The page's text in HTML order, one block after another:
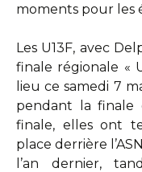
moments pour les
Les U13F, avec
finale régionale «
lieu ce samedi 7
pendant la finale
finale, elles ont
place derrière
l’an dernier,